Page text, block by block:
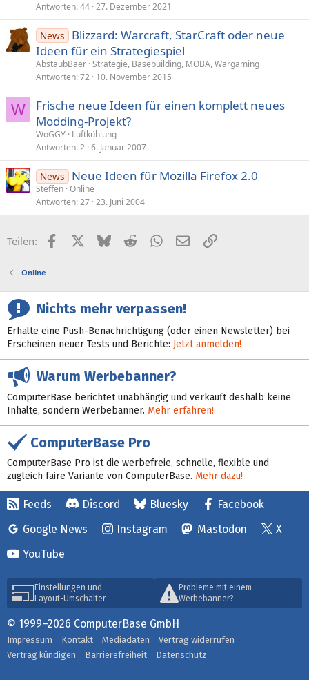
Antworten 44 27. Dezember 2021
News
Blizzard: Warcraft, StarCraft oder neue
Ideen für ein Strategiespiel
AbstaubBaer Strategie, Basebuilding, MOBA, Wargaming
Antworten 72 10. November 2015
W
Frische neue Ideen für einen komplett neues
Modding-Projekt?
WoGGY Luftkühlung
Antworten 2 6. Januar 2007
News Neue Ideen für Mozilla Firefox 2.0
Steffen Online
Antworten 27 23. Juni 2004
Teilen: FacebookX (Twitter)
BlueskyRedditWhatsApp
E-MailLink
Online
Nichts mehr verpassen!
Erhalte eine Push-Benachrichtigung (oder einen Newsletter) bei
Erscheinen neuer Tests und Berichte: Jetzt anmelden!
Warum Werbebanner?
ComputerBase berichtet unabhängig und verkauft deshalb keine
Inhalte, sondern Werbebanner. Mehr erfahren!
ComputerBase Pro
ComputerBase Pro ist die werbefreie, schnelle, flexible und
zugleich faire Variante von ComputerBase. Mehr dazu!
Feeds Discord Bluesky
Facebook
Google News
Instagram Mastodon
X
YouTube
Einstellungen und
Layout-Umschalter
Probleme mit einem
Werbebanner?
© 1999–2026 ComputerBase GmbH
Impressum Kontakt Mediadaten
Vertrag widerrufen
Vertrag kündigen
Barrierefreiheit Datenschutz